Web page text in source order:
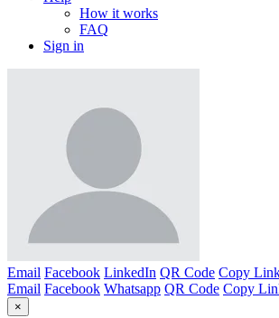
How it works
FAQ
Sign in
Email Facebook LinkedIn QR Code Copy
Email Facebook Whatsapp QR Code Copy
×